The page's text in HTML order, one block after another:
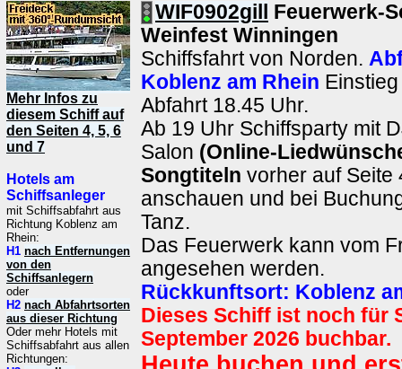
Mehr Infos zu
diesem Schiff auf
den Seiten 4, 5, 6
und 7
Hotels am
Schiffsanleger
mit Schiffsabfahrt aus
Richtung Koblenz am
Rhein:
H1 nach Entfernungen
von den
Schiffsanlegern
oder
H2 nach Abfahrtsorten
aus dieser Richtung
Oder mehr Hotels mit
Schiffsabfahrt aus allen
Richtungen:
WIF0902gill
Feuerwerk-
Weinfest Winningen
Schiffsfahrt von Norden.
Koblenz am Rhein
Abfahrt 18.45 Uhr.
Ab 19 Uhr Schiffsparty mit
Salon (Online-
Songtiteln vorher auf Seite
anschauen und bei
Tanz.
Das Feuerwerk kann vom
angesehen werden.
Rückkunftsort: Koblenz
Dieses Schiff ist noch für
September 2026 buchbar.